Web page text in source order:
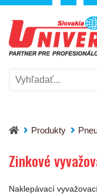
Produkty
Zinkové
Zinkové
Naklepávací